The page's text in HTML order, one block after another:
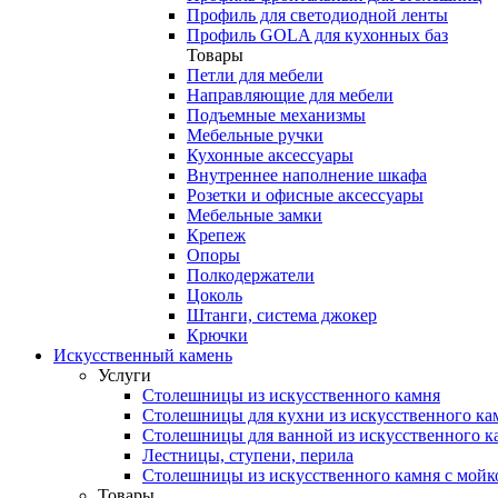
Профиль для светодиодной ленты
Профиль GOLA для кухонных баз
Товары
Петли для мебели
Направляющие для мебели
Подъемные механизмы
Мебельные ручки
Кухонные аксессуары
Внутреннее наполнение шкафа
Розетки и офисные аксессуары
Мебельные замки
Крепеж
Опоры
Полкодержатели
Цоколь
Штанги, система джокер
Крючки
Искусственный камень
Услуги
Столешницы из искусственного камня
Столешницы для кухни из искусственного
Столешницы для ванной из искусственного
Лестницы, ступени, перила
Столешницы из искусственного камня с